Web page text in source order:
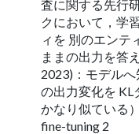
査に関する先行
クにおいて，学
ィを 別のエンテ
ままの出力を答
2023)：モデル
の出力変化を KL
かなり似ている
fine-tuning 2